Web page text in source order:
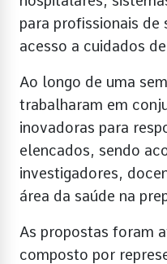
para profissionais de
acesso a cuidados
Ao longo de uma
trabalharam em
inovadoras para
elencados, sendo
investigadores,
área da saúde na
As propostas foram
composto por